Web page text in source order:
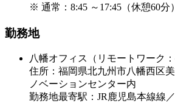
※ 通常：8:45 ～17:45（休憩60分）
勤務地
八幡オフィス（リモートワーク：
住所：福岡県北九州市八幡西区
ノベーションセンター内
勤務地最寄駅：JR鹿児島本線線